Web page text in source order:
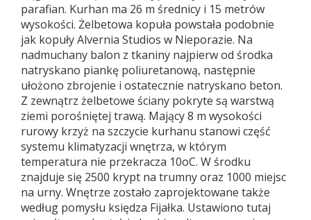
parafian. Kurhan ma 26 m średnicy i 15 metrów
wysokości. Żelbetowa kopuła powstała podobnie
jak kopuły Alvernia Studios w Nieporazie. Na
nadmuchany balon z tkaniny najpierw od środka
natryskano piankę poliuretanową, następnie
ułożono zbrojenie i ostatecznie natryskano beton.
Z zewnątrz żelbetowe ściany pokryte są warstwą
ziemi porośniętej trawą. Mający 8 m wysokości
rurowy krzyż na szczycie kurhanu stanowi część
systemu klimatyzacji wnętrza, w którym
temperatura nie przekracza 10oC. W środku
znajduje się 2500 krypt na trumny oraz 1000 miejsc
na urny. Wnętrze zostało zaprojektowane także
według pomysłu księdza Fijałka. Ustawiono tutaj